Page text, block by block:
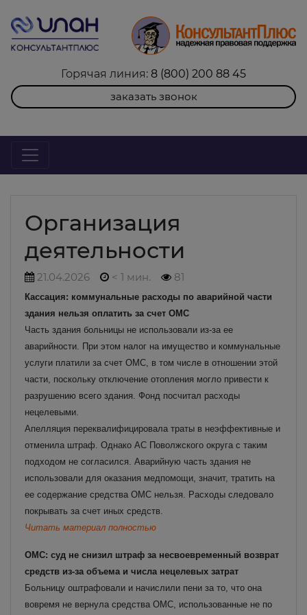
Горячая линия: 8 (800) 200 88 45
заказать звонок
Организация
деятельности
21.04.2026 < 1 мин. 81
Кассация: коммунальные расходы по аварийной части
здания нельзя оплатить за счет ОМС
Часть здания больницы не использовали из-за ее
аварийности. При этом налог на имущество и коммунальные
услуги платили за счет ОМС, в том числе в отношении этой
части, поскольку отключение отопления могло привести к
разрушению всего здания. Фонд посчитал расходы
нецелевыми.
Апелляция переквалифицировала траты в неэффективные и
отменила штраф. Однако АС Поволжского округа с таким
подходом не согласился. Аварийную часть здания не
использовали для оказания медпомощи, значит, тратить на
ее содержание средства ОМС нельзя. Расходы следовало
покрывать за счет иных средств.
Читать материал полностью
ОМС: суд не снизил штраф за несвоевременный возврат
средств из-за объема и числа нецелевых затрат
Больницу оштрафовали и начислили пени за то, что она
вовремя не вернула средства ОМС, использованные не по